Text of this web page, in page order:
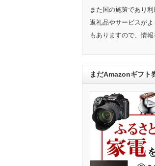
また国の施策であり
返礼品やサービスが
もありますので、情
まだAmazonギフト